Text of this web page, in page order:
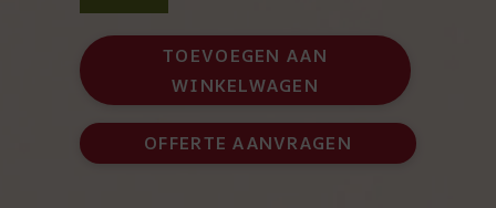
zomerpakket
aantal
TOEVOEGEN AAN
WINKELWAGEN
OFFERTE AANVRAGEN